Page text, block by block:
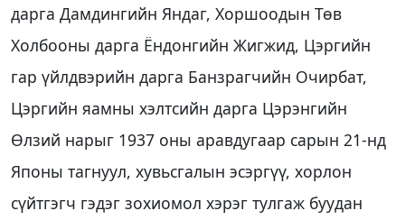
дарга Дамдингийн Яндаг, Хоршоодын Төв
Холбооны дарга Ёндонгийн Жигжид, Цэргийн
гар үйлдвэрийн дарга Банзрагчийн Очирбат,
Цэргийн яамны хэлтсийн дарга Цэрэнгийн
Өлзий нарыг 1937 оны аравдугаар сарын 21-нд
Японы тагнуул, хувьсгалын эсэргүү, хорлон
сүйтгэгч гэдэг зохиомол хэрэг тулгаж буудан